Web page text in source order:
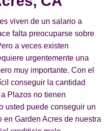
viven de un salario a
falta preocuparse sobre
a veces existen
urgentemente una
muy importante. Con el
conseguir la cantidad
Plazos no tienen
usted puede conseguir un
Garden Acres de nuestra